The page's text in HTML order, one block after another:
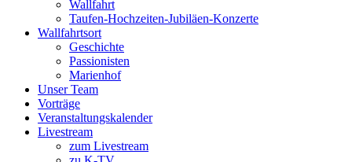
Wallfahrt
Taufen-Hochzeiten-Jubiläen-Konzerte
Wallfahrtsort
Geschichte
Passionisten
Marienhof
Unser Team
Vorträge
Veranstaltungskalender
Livestream
zum Livestream